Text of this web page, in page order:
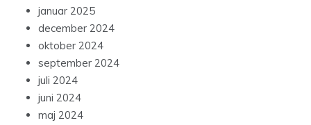
januar 2025
december 2024
oktober 2024
september 2024
juli 2024
juni 2024
maj 2024